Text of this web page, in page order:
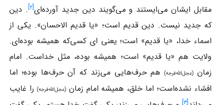
مقابل ایشان می‌ایستند و می‌گویند دین جدید آورده‌ای[۲] . دین
که جدید نیست. دین قدیم است؛ «یا قدیم الاحسان». یکی از
اسماء خدا، «یا قدیم» است؛ یعنی ای کسی‌که همیشه بوده‌ای.
ولایت هم «یا قدیم» است؛ همیشه بوده، مثل خداست. امام
زمان (عجل‌الله‌فرجه)هم حرف‌هایی می‌زند که آن حرف‌ها بوده؛ اما
افشاء نشده‌است؛ اما خلق، همیشه امام زمان(عجل‌الله‌فرجه) را غایب
[۳]